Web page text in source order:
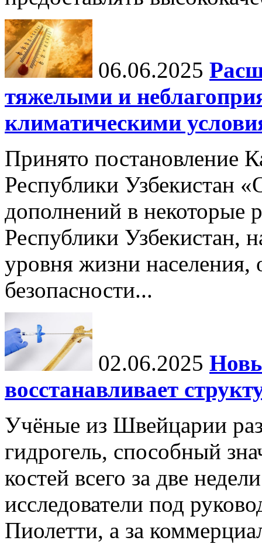
06.06.2025
тяжелыми и
климатическими
Принято постановление
Республики Узбекистан
дополнений в некоторые
Республики Узбекистан,
уровня жизни населения,
безопасности...
02.06.2025
восстанавливает
Учёные из Швейцарии
гидрогель, способный
костей всего за две
исследователи под
Пиолетти, а за